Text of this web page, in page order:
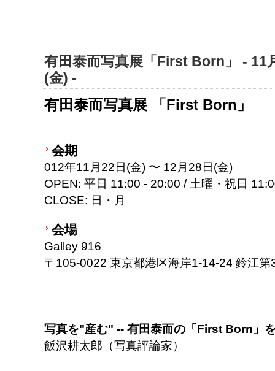
有田泰而写真展「First Born」 - 11
(金) -
有田泰而写真展 「First Born」
会期
012年11月22日(金) 〜 12月28日(金)
OPEN: 平日 11:00 - 20:00 / 土曜・祝日
CLOSE: 日・月
会場
Galley 916
〒105-0022 東京都港区海岸1-14-24 鈴江第
写真を"産む" -- 有田泰而の「First Born」
飯沢耕太郎（写真評論家）